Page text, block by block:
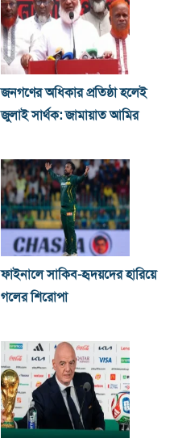
জনগণের অধিকার প্রতিষ্ঠা হলেই
জুলাই সার্থক: জামায়াত আমির
ফাইনালে সাকিব-হৃদয়দের হারিয়ে
গলের শিরোপা